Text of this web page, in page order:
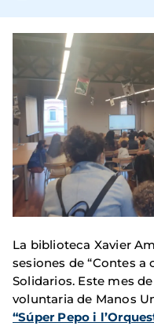
La biblioteca Xavier
sesiones de “Contes a
Solidarios. Este mes
voluntaria de Manos
“Súper Pepo i